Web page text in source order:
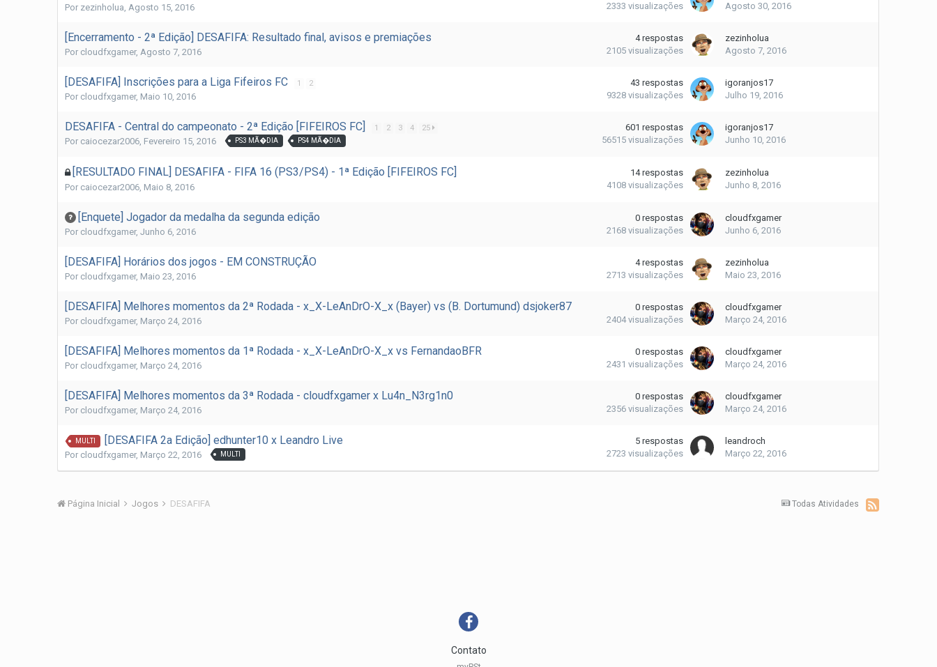
Por zezinholua,Agosto 15, 2016
2333 visualizações
Agosto 30, 2016
[Encerramento - 2ª Edição] DESAFIFA: Resultado final, avisos e premiações
Por cloudfxgamer,Agosto 7, 2016
4 respostas
2105 visualizações
zezinholua
Agosto 7, 2016
[DESAFIFA] Inscrições para a Liga Fifeiros FC 1 2
Por cloudfxgamer, Maio 10, 2016
43 respostas
9328 visualizações
igoranjos17
Julho 19, 2016
DESAFIFA - Central do campeonato - 2ª Edição [FIFEIROS FC] 1 2 3 4 25
Por caiocezar2006, Fevereiro 15, 2016 PS3 MÃ�DIA PS4 MÃ�DIA
601 respostas
56515 visualizações
igoranjos17
Junho 10, 2016
[RESULTADO FINAL] DESAFIFA - FIFA 16 (PS3/PS4) - 1ª Edição [FIFEIROS FC]
Por caiocezar2006, Maio 8, 2016
14 respostas
4108 visualizações
zezinholua
Junho 8, 2016
[Enquete] Jogador da medalha da segunda edição
Por cloudfxgamer,Junho 6, 2016
0 respostas
2168 visualizações
cloudfxgamer
Junho 6, 2016
[DESAFIFA] Horários dos jogos - EM CONSTRUÇÃO
Por cloudfxgamer, Maio 23, 2016
4 respostas
2713 visualizações
zezinholua
Maio 23, 2016
[DESAFIFA] Melhores momentos da 2ª Rodada - x_X-LeAnDrO-X_x (Bayer) vs (B. Dortumund) dsjoker87
Por cloudfxgamer, Março 24, 2016
0 respostas
2404 visualizações
cloudfxgamer
Março 24, 2016
[DESAFIFA] Melhores momentos da 1ª Rodada - x_X-LeAnDrO-X_x vs FernandaoBFR
Por cloudfxgamer, Março 24, 2016
0 respostas
2431 visualizações
cloudfxgamer
Março 24, 2016
[DESAFIFA] Melhores momentos da 3ª Rodada - cloudfxgamer x Lu4n_N3rg1n0
Por cloudfxgamer, Março 24, 2016
0 respostas
2356 visualizações
cloudfxgamer
Março 24, 2016
MULTI [DESAFIFA 2a Edição] edhunter10 x Leandro Live
Por cloudfxgamer, Março 22, 2016 MULTI
5 respostas
2723 visualizações
leandroch
Março 22, 2016
Todas Atividades
Página Inicial Jogos DESAFIFA
Contato